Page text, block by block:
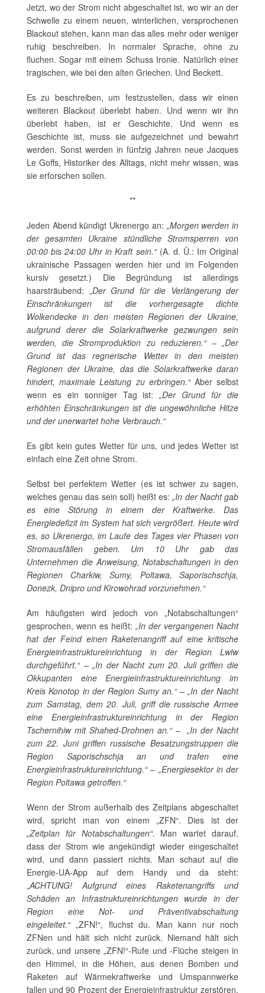
Jetzt, wo der Strom nicht abgeschaltet ist, wo wir an der
Schwelle zu einem neuen, winterlichen, versprochenen
Blackout stehen, kann man das alles mehr oder weniger
ruhig beschreiben. In normaler Sprache, ohne zu
fluchen. Sogar mit einem Schuss Ironie. Natürlich einer
tragischen, wie bei den alten Griechen. Und Beckett.
Es zu beschreiben, um festzustellen, dass wir einen
weiteren Blackout überlebt haben. Und wenn wir ihn
überlebt haben, ist er Geschichte. Und wenn es
Geschichte ist, muss sie aufgezeichnet und bewahrt
werden. Sonst werden in fünfzig Jahren neue Jacques
Le Goffs, Historiker des Alltags, nicht mehr wissen, was
sie erforschen sollen.
**
Jeden Abend kündigt Ukrenergo an: „Morgen werden in
der gesamten Ukraine stündliche Stromsperren von
00:00 bis 24:00 Uhr in Kraft sein.“(A. d. Ü.: Im Original
ukrainische Passagen werden hier und im Folgenden
kursiv gesetzt.) Die Begründung ist allerdings
haarsträubend: „Der Grund für die Verlängerung der
Einschränkungen ist die vorhergesagte dichte
Wolkendecke in den meisten Regionen der Ukraine,
aufgrund derer die Solarkraftwerke gezwungen sein
werden, die Stromproduktion zu reduzieren.“ – „Der
Grund ist das regnerische Wetter in den meisten
Regionen der Ukraine, das die Solarkraftwerke daran
hindert, maximale Leistung zu erbringen.“ Aber selbst
wenn es ein sonniger Tag ist:„Der Grund für die
erhöhten Einschränkungen ist die ungewöhnliche Hitze
und der unerwartet hohe Verbrauch.“
Es gibt kein gutes Wetter für uns, und jedes Wetter ist
einfach eine Zeit ohne Strom.
Selbst bei perfektem Wetter (es ist schwer zu sagen,
welches genau das sein soll) heißt es: „In der Nacht gab
es eine Störung in einem der Kraftwerke. Das
Energiedefizit im System hat sich vergrößert. Heute wird
es, so Ukrenergo, im Laufe des Tages vier Phasen von
Stromausfällen geben. Um 10 Uhr gab das
Unternehmen die Anweisung, Notabschaltungen in den
Regionen Charkiw, Sumy, Poltawa, Saporischschja,
Donezk, Dnipro und Kirowohrad vorzunehmen.“
Am häufigsten wird jedoch von „Notabschaltungen“
gesprochen, wenn es heißt: „In der vergangenen Nacht
hat der Feind einen Raketenangriff auf eine kritische
Energieinfrastruktureinrichtung in der Region Lwiw
durchgeführt.“ – „In der Nacht zum 20. Juli griffen die
Okkupanten eine Energieinfrastruktureinrichtung im
Kreis Konotop in der Region Sumy an.“ – „In der Nacht
zum Samstag, dem 20. Juli, griff die russische Armee
eine Energieinfrastruktureinrichtung in der Region
Tschernihiw mit Shahed-Drohnen an.“ – „In der Nacht
zum 22. Juni griffen russische Besatzungstruppen die
Region Saporischschja an und trafen eine
Energieinfrastruktureinrichtung.“ – „Energiesektor in der
Region Poltawa getroffen.“
Wenn der Strom außerhalb des Zeitplans abgeschaltet
wird, spricht man von einem „ZFN“. Dies ist der
„Zeitplan für Notabschaltungen“. Man wartet darauf,
dass der Strom wie angekündigt wieder eingeschaltet
wird, und dann passiert nichts. Man schaut auf die
Energie-UA-App auf dem Handy und da steht:
„ACHTUNG! Aufgrund eines Raketenangriffs und
Schäden an Infrastruktureinrichtungen wurde in der
Region eine Not- und Präventivabschaltung
eingeleitet.“„ZFN!“, fluchst du. Man kann nur noch
ZFNen und hält sich nicht zurück. Niemand hält sich
zurück, und unsere „ZFN!“-Rufe und -Flüche steigen in
den Himmel, in die Höhen, aus denen Bomben und
Raketen auf Wärmekraftwerke und Umspannwerke
fallen und 90 Prozent der Energieinfrastruktur zerstören.